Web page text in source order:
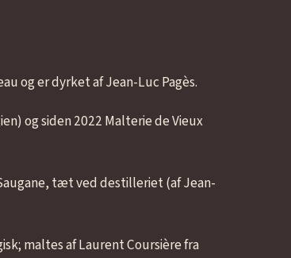
og er dyrket af Jean-Luc Pagès.
og siden 2022 Malterie de Vieux
tæt ved destilleriet (af Jean-
maltes af Laurent Coursière fra